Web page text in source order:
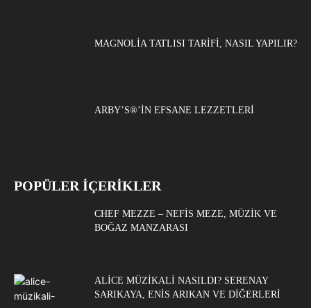
MAGNOLIA TATLISI TARIFI, NASIL YAPILIR?
ARBY’S®’IN EFSANE LEZZETLERI
POPÜLER İÇERİKLER
CHEF MEZZE – NEFIS MEZE, MÜZIK VE
BOĞAZ MANZARASI
ALICE MÜZIKALI NASILDI? SERENAY
SARIKAYA, ENIS ARIKAN VE DIĞERLERI